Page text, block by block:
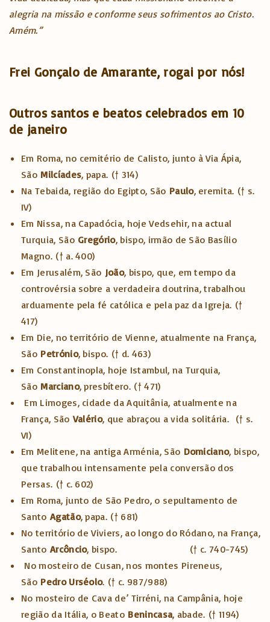
alegria na missão e conforme seus sofrimentos ao Cristo.
Amém.”
Frei Gonçalo de Amarante, rogai por nós!
Outros santos e beatos celebrados em 10
de janeiro
Em Roma, no cemitério de Calisto, junto à Via Ápia,
São Milcíades, papa. († 314)
Na Tebaida, região do Egipto, São Paulo, eremita. († s.
IV)
Em Nissa, na Capadócia, hoje Vedsehir, na actual
Turquia, São Gregório, bispo, irmão de São Basílio
Magno. († a. 400)
Em Jerusalém, São João, bispo, que, em tempo da
controvérsia sobre a verdadeira doutrina, trabalhou
arduamente pela fé católica e pela paz da Igreja. (†
417)
Em Die, no território de Vienne, atualmente na França,
São Petrónio, bispo. († d. 463)
Em Constantinopla, hoje Istambul, na Turquia,
São Marciano, presbítero. († 471)
Em Limoges, cidade da Aquitânia, atualmente na
França, SãoValério, que abraçou a vida solitária. († s.
VI)
Em Melitene, na antiga Arménia, São Domiciano, bispo,
que trabalhou intensamente pela conversão dos
Persas. († c. 602)
Em Roma, junto de São Pedro, o sepultamento de
Santo Agatão, papa. († 681)
No território de Viviers, ao longo do Ródano, na França,
Santo Arcôncio, bispo. († c. 740-745)
No mosteiro de Cusan, nos montes Pireneus,
São Pedro Urséolo. († c. 987/988)
No mosteiro de Cava de’ Tirréni, na Campânia, hoje
região da Itália, o Beato Benincasa, abade. († 1194)